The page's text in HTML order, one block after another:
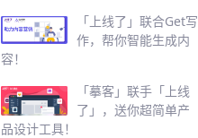
「上线了」联合Get写
作，帮你智能生成内
容！
「摹客」联手「上线
了」，送你超简单产
品设计工具！